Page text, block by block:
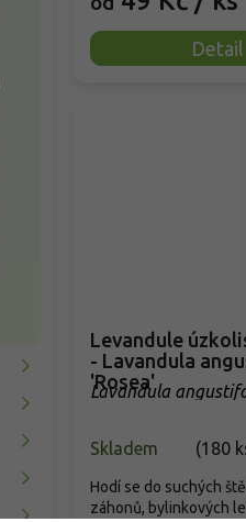
Detail
Levandule
- Lavandula
'Rosea'
Lavandula
Skladem (180
Hodí se do suchých
záhonů, bylinkových